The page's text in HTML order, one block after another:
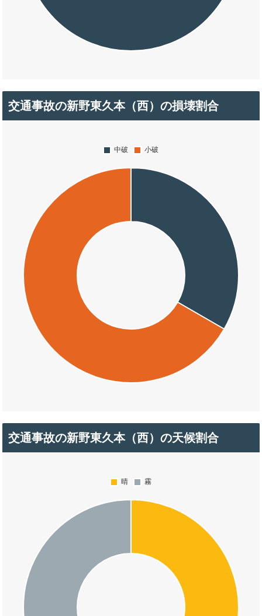
交通事故の新野東久本（西）の損壊割合
交通事故の新野東久本（西）の天候割合